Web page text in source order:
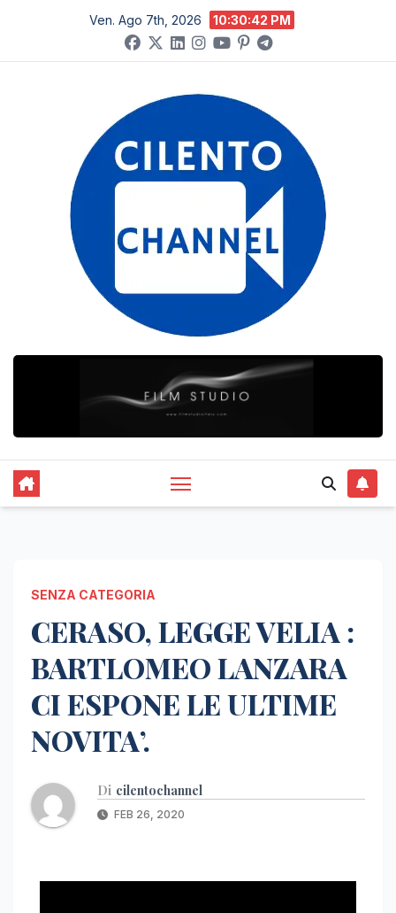
contenuto
Ven. Ago 7th, 2026 10:30:43 PM
SENZA CATEGORIA
CERASO, LEGGE VELIA :
BARTLOMEO LANZARA
CI ESPONE LE ULTIME
NOVITA’.
Di cilentochannel
FEB 26, 2020